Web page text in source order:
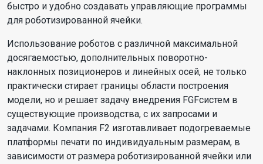
быстро и удобно создавать управляющие программы
для роботизированной ячейки.
Использование роботов с различной максимальной
досягаемостью, дополнительных поворотно-
наклонных позиционеров и линейных осей, не только
практически стирает границы области построения
модели, но и решает задачу внедрения FGFсистем в
существующие производства, с их запросами и
задачами. Компания F2 изготавливает подогреваемые
платформы печати по индивидуальным размерам, в
зависимости от размера роботизированной ячейки или